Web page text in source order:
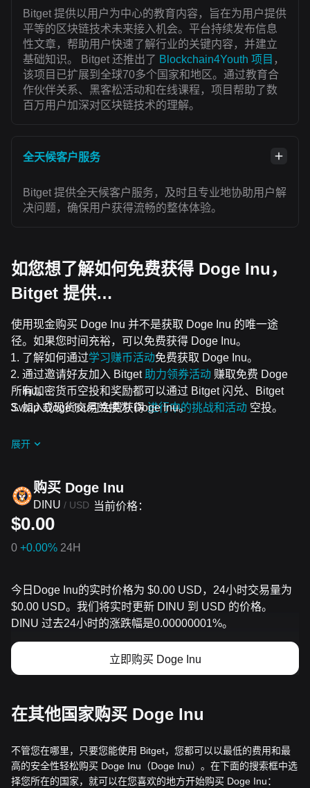
Bitget 提供以用户为中心的教育内容，旨在为用户提供
平等的区块链技术未来接入机会。平台持续发布信息
性文章，帮助用户快速了解行业的关键内容，并建立
基础知识。 Bitget 还推出了 Blockchain4Youth 项目 ，
该项目已扩展到全球70多个国家和地区。通过教育合
作伙伴关系、黑客松活动和在线课程，项目帮助了数
百万用户加深对区块链技术的理解。
全天候客户服务
Bitget 提供全天候客户服务，及时且专业地协助用户解
决问题，确保用户获得流畅的整体体验。
如您想了解如何免费获得 Doge Inu，
Bitget 提供…
使用现金购买 Doge Inu 并不是获取 Doge Inu 的唯一途
径。如果您时间充裕，可以免费获得 Doge Inu。
了解如何通过学习赚币活动免费获取 Doge Inu。
通过邀请好友加入 Bitget 助力领券活动 赚取免费 Doge
Inu。
加入Doge Inu可免费获得进行中的挑战和活动 空投。
所有加密货币空投和奖励都可以通过 Bitget 闪兑、Bitget
Swap 或现货交易兑换为 Doge Inu。
展开
购买 Doge Inu
DINU / USD 当前价格：
$0.00
0 +0.00% 24H
今日Doge Inu的实时价格为 $0.00 USD，24小时交易量为
$0.00 USD。我们将实时更新 DINU 到 USD 的价格。
DINU 过去24小时的涨跌幅是0.00000001%。
立即购买 Doge Inu
在其他国家购买 Doge Inu
不管您在哪里，只要您能使用 Bitget，您都可以以最低的费用和最
高的安全性轻松购买 Doge Inu（Doge Inu）。在下面的搜索框中选
择您所在的国家，就可以在您喜欢的地方开始购买 Doge Inu：